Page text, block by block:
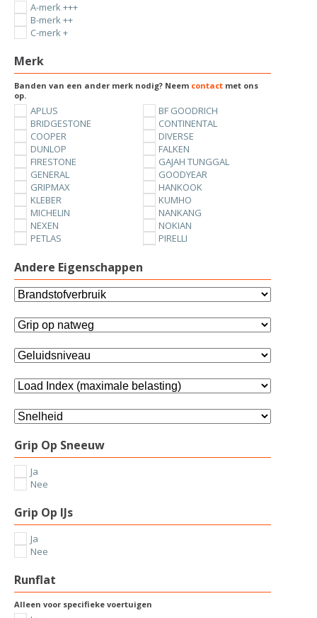
A-merk +++
B-merk ++
C-merk +
Merk
Banden van een ander merk nodig? Neem contact met ons
op.
APLUS
BF GOODRICH
BRIDGESTONE
CONTINENTAL
COOPER
DIVERSE
DUNLOP
FALKEN
FIRESTONE
GAJAH TUNGGAL
GENERAL
GOODYEAR
GRIPMAX
HANKOOK
KLEBER
KUMHO
MICHELIN
NANKANG
NEXEN
NOKIAN
PETLAS
PIRELLI
UNIROYAL
YOKOHAMA
Andere Eigenschappen
Grip Op Sneeuw
Ja
Nee
Grip Op IJs
Ja
Nee
Runflat
Alleen voor specifieke voertuigen